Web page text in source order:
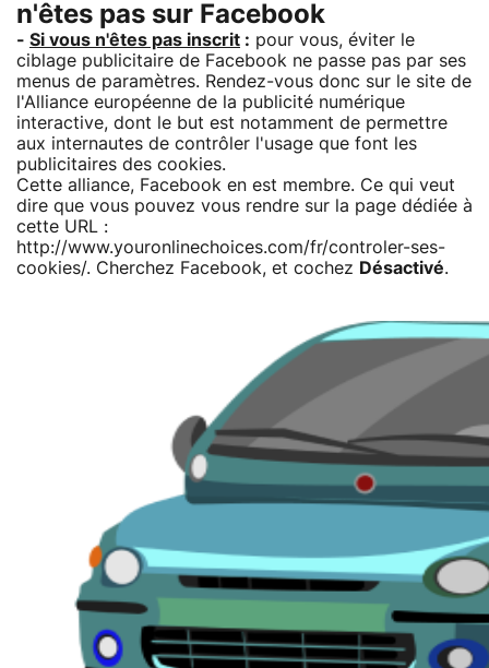
n'êtes pas sur Facebook
- Si vous n'êtes pas inscrit : pour vous, éviter le
ciblage publicitaire de Facebook ne passe pas par ses
menus de paramètres. Rendez-vous donc sur le site de
l'Alliance européenne de la publicité numérique
interactive, dont le but est notamment de permettre
aux internautes de contrôler l'usage que font les
publicitaires des cookies.
Cette alliance, Facebook en est membre. Ce qui veut
dire que vous pouvez vous rendre sur la page dédiée à
cette URL :
http://www.youronlinechoices.com/fr/controler-ses-
cookies/. Cherchez Facebook, et cochez Désactivé.